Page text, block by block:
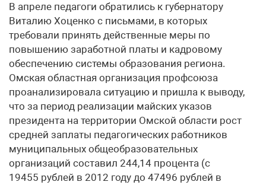
В апреле педагоги обратились к губернатору
Виталию Хоценко с письмами, в которых
требовали принять действенные меры по
повышению заработной платы и кадровому
обеспечению системы образования региона.
Омская областная организация профсоюза
проанализировала ситуацию и пришла к выводу,
что за период реализации майских указов
президента на территории Омской области рост
средней заплаты педагогических работников
муниципальных общеобразовательных
организаций составил 244,14 процента (с
19455 рублей в 2012 году до 47496 рублей в